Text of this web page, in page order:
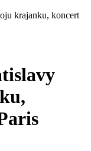
krajanku, koncert